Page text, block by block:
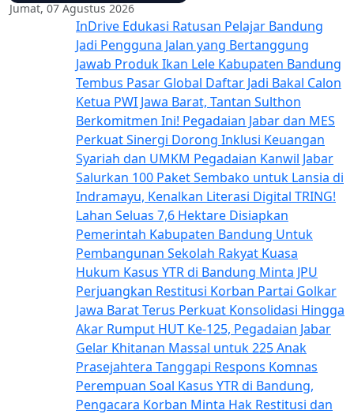
Jumat, 07 Agustus 2026
InDrive Edukasi Ratusan Pelajar Bandung
Jadi Pengguna Jalan yang Bertanggung
Jawab Produk Ikan Lele Kabupaten Bandung
Tembus Pasar Global Daftar Jadi Bakal Calon
Ketua PWI Jawa Barat, Tantan Sulthon
Berkomitmen Ini! Pegadaian Jabar dan MES
Perkuat Sinergi Dorong Inklusi Keuangan
Syariah dan UMKM Pegadaian Kanwil Jabar
Salurkan 100 Paket Sembako untuk Lansia di
Indramayu, Kenalkan Literasi Digital TRING!
Lahan Seluas 7,6 Hektare Disiapkan
Pemerintah Kabupaten Bandung Untuk
Pembangunan Sekolah Rakyat Kuasa
Hukum Kasus YTR di Bandung Minta JPU
Perjuangkan Restitusi Korban Partai Golkar
Jawa Barat Terus Perkuat Konsolidasi Hingga
Akar Rumput HUT Ke-125, Pegadaian Jabar
Gelar Khitanan Massal untuk 225 Anak
Prasejahtera Tanggapi Respons Komnas
Perempuan Soal Kasus YTR di Bandung,
Pengacara Korban Minta Hak Restitusi dan